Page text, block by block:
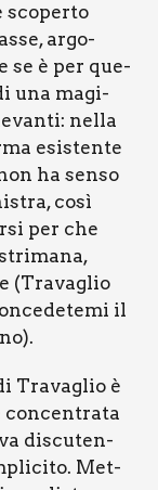
sco­per­to
argo­
se è per que­
una magi­
nel­la
esi­sten­te
ha sen­so
così
per che
(Tra­va­glio
il
Tra­va­glio è
con­cen­tra­ta
discu­ten­
Met­